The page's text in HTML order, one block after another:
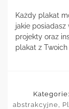
Każdy plakat
jakie
projekty oraz
plakat z
Kategorie:
abstrakcyjne